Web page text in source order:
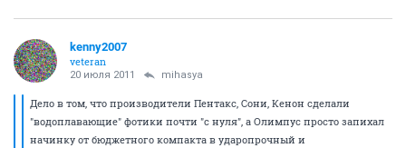
kenny2007
veteran
20 июля 2011 mihasya
Дело в том, что производители Пентакс, Сони, Кенон сделали
"водоплавающие" фотики почти "с нуля", а Олимпус просто запихал
начинку от бюджетного компакта в ударопрочный и